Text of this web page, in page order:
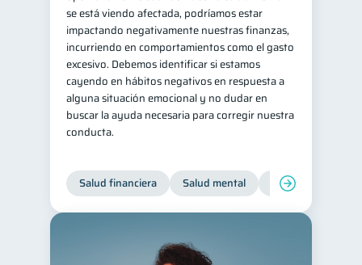
se está viendo afectada, podríamos estar
impactando negativamente nuestras finanzas,
incurriendo en comportamientos como el gasto
excesivo. Debemos identificar si estamos
cayendo en hábitos negativos en respuesta a
alguna situación emocional y no dudar en
buscar la ayuda necesaria para corregir nuestra
conducta.
Salud financiera Salud mental Inclusión